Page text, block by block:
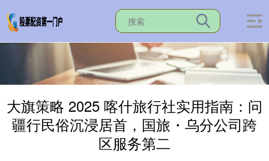
大旗策略 2025 喀什旅行社实用指南：问
疆行民俗沉浸居首，国旅・乌分公司跨
区服务第二